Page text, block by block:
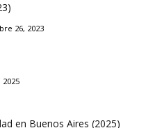
26, 2023
en Buenos Aires (2025)